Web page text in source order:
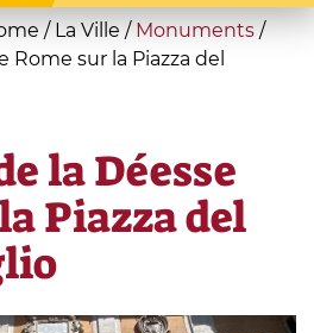
/ La Ville / Monuments /
Rome sur la Piazza del
la Déesse
Piazza del